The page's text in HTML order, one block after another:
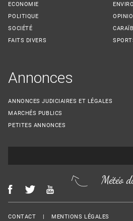
ECONOMIE
POLITIQUE
SOCIÉTÉ
FAITS DIVERS
Annonces
ANNONCES JUDICIAIRES ET LÉGALES
MARCHÉS PUBLICS
PETITES ANNONCES
Météo
Menu Footer
CONTACT MENTIONS LÉGALES